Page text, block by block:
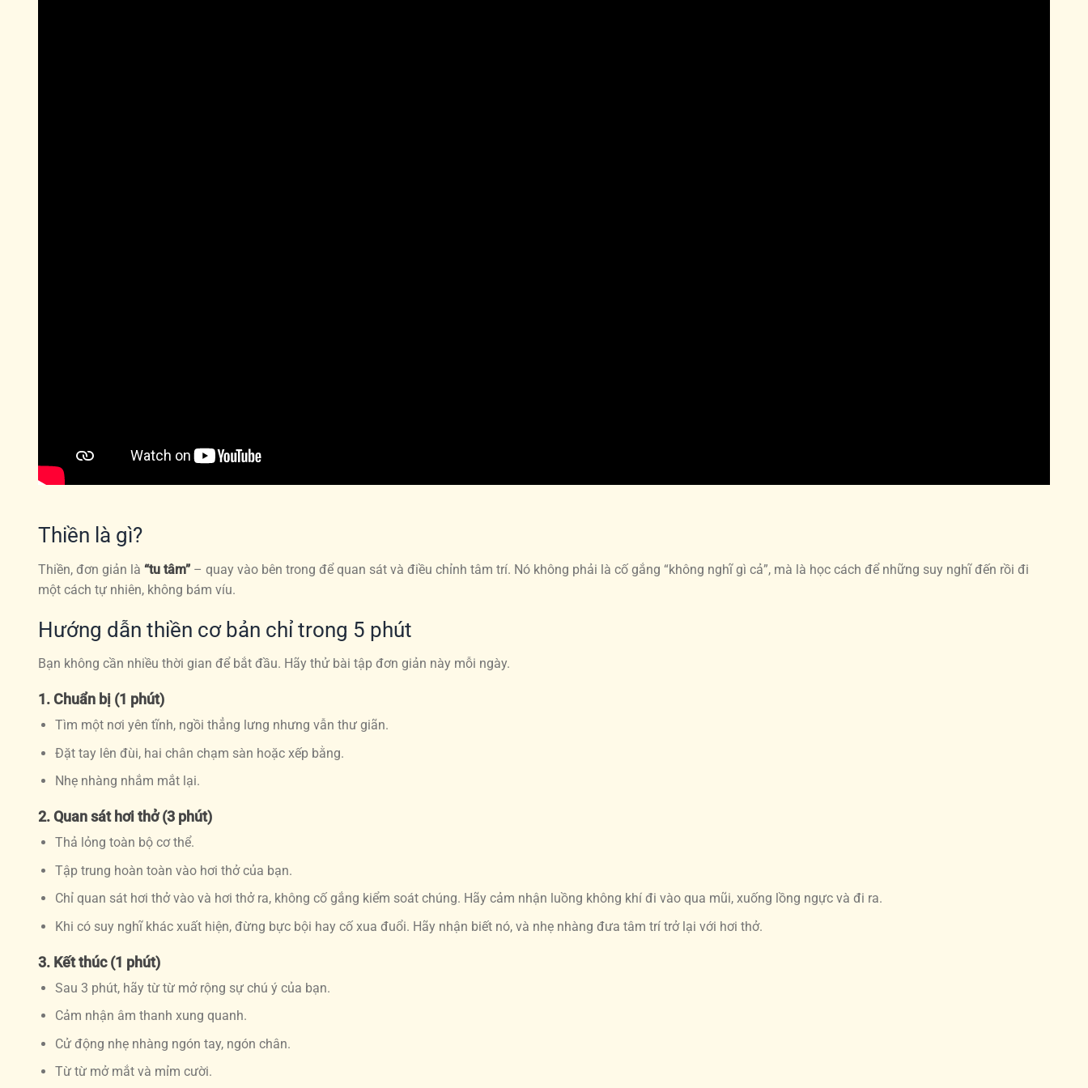
Thiền là gì?
Thiền, đơn giản là “tu tâm” – quay vào bên trong để quan sát và điều chỉnh tâm trí. Nó không phải là cố gắng “không nghĩ gì cả”, mà là học cách để những suy nghĩ đến rồi đi
một cách tự nhiên, không bám víu.
Hướng dẫn thiền cơ bản chỉ trong 5 phút
Bạn không cần nhiều thời gian để bắt đầu. Hãy thử bài tập đơn giản này mỗi ngày.
1. Chuẩn bị (1 phút)
Tìm một nơi yên tĩnh, ngồi thẳng lưng nhưng vẫn thư giãn.
Đặt tay lên đùi, hai chân chạm sàn hoặc xếp bằng.
Nhẹ nhàng nhắm mắt lại.
2. Quan sát hơi thở (3 phút)
Thả lỏng toàn bộ cơ thể.
Tập trung hoàn toàn vào hơi thở của bạn.
Chỉ quan sát hơi thở vào và hơi thở ra, không cố gắng kiểm soát chúng. Hãy cảm nhận luồng không khí đi vào qua mũi, xuống lồng ngực và đi ra.
Khi có suy nghĩ khác xuất hiện, đừng bực bội hay cố xua đuổi. Hãy nhận biết nó, và nhẹ nhàng đưa tâm trí trở lại với hơi thở.
3. Kết thúc (1 phút)
Sau 3 phút, hãy từ từ mở rộng sự chú ý của bạn.
Cảm nhận âm thanh xung quanh.
Cử động nhẹ nhàng ngón tay, ngón chân.
Từ từ mở mắt và mỉm cười.